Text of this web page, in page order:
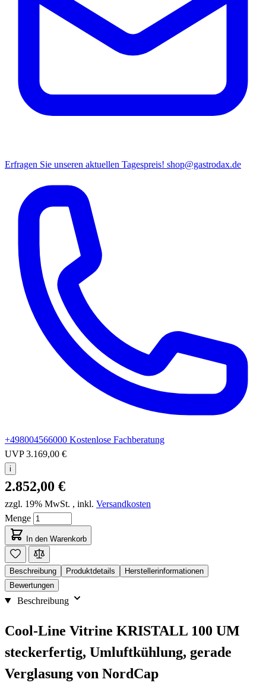
Erfragen Sie unseren aktuellen Tagespreis! shop@gastrodax.de
+498004566000 Kostenlose Fachberatung
UVP3.169,00 €
i
2.852,00 €
zzgl. 19% MwSt. , inkl. Versandkosten
Menge
In den Warenkorb
Beschreibung Produktdetails
Herstellerinformationen
Bewertungen
Beschreibung
Cool-Line Vitrine KRISTALL 100 UM
steckerfertig, Umluftkühlung, gerade
Verglasung von NordCap